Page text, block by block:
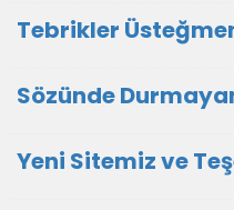
Tebrikler
Sözünde
Yeni Sitemiz ve